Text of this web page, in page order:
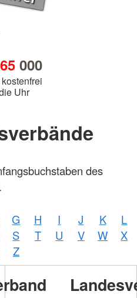
000
Uhr
des
G H I J K
L
S T U V W
X
Z